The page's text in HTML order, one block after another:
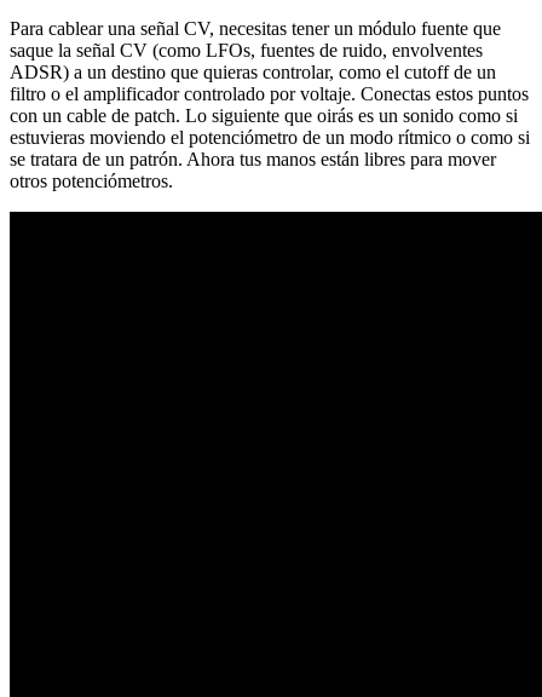
Para cablear una señal CV, necesitas tener un módulo fuente que
saque la señal CV (como LFOs, fuentes de ruido, envolventes
ADSR) a un destino que quieras controlar, como el cutoff de un
filtro o el amplificador controlado por voltaje. Conectas estos puntos
con un cable de patch. Lo siguiente que oirás es un sonido como si
estuvieras moviendo el potenciómetro de un modo rítmico o como si
se tratara de un patrón. Ahora tus manos están libres para mover
otros potenciómetros.